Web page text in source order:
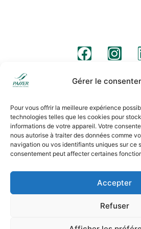
Gérer le
Pour vous offrir la meilleure expérience
technologies telles que les cookies pour
informations de votre appareil. Votre
nous autorise à traiter des données comme
navigation ou vos identifiants uniques sur ce
consentement peut affecter certaines
Accepter
Refuser
Avis juridique Clauses légales